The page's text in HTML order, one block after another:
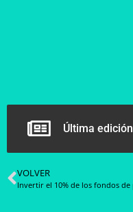
Última edición
VOLVER